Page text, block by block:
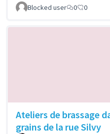
Blocked user 0 0
Ateliers de brassage
grains de la rue Silvy